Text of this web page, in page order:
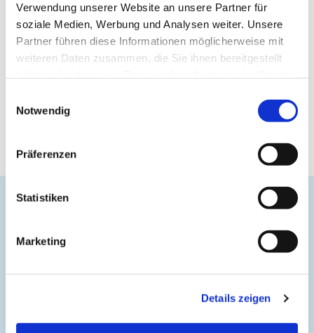
Verwendung unserer Website an unsere Partner für
soziale Medien, Werbung und Analysen weiter. Unsere
Partner führen diese Informationen möglicherweise mit
weiteren Daten zusammen, die Sie ihnen bereitgestellt
Notwendig
Präferenzen
Statistiken
Marketing
Details zeigen
Kirchplatz 1